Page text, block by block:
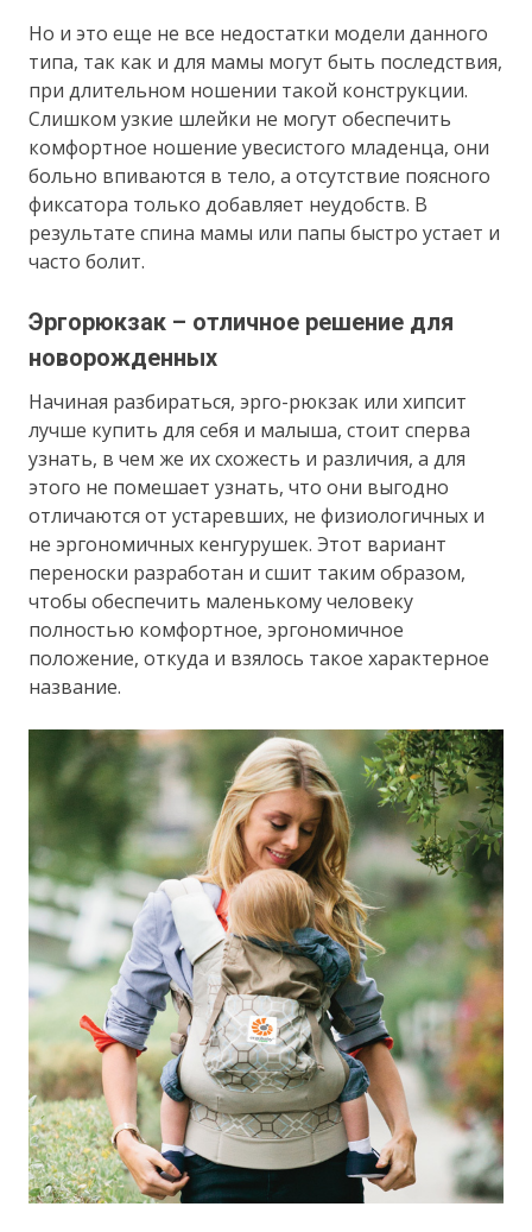
Но и это еще не все недостатки модели данного
типа, так как и для мамы могут быть последствия,
при длительном ношении такой конструкции.
Слишком узкие шлейки не могут обеспечить
комфортное ношение увесистого младенца, они
больно впиваются в тело, а отсутствие поясного
фиксатора только добавляет неудобств. В
результате спина мамы или папы быстро устает и
часто болит.
Эргорюкзак – отличное решение для
новорожденных
Начиная разбираться, эрго-рюкзак или хипсит
лучше купить для себя и малыша, стоит сперва
узнать, в чем же их схожесть и различия, а для
этого не помешает узнать, что они выгодно
отличаются от устаревших, не физиологичных и
не эргономичных кенгурушек. Этот вариант
переноски разработан и сшит таким образом,
чтобы обеспечить маленькому человеку
полностью комфортное, эргономичное
положение, откуда и взялось такое характерное
название.